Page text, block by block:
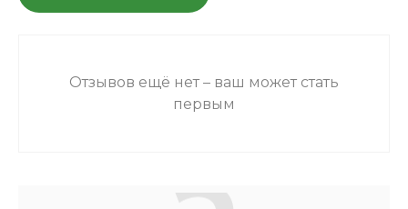
Отзывов ещё нет – ваш может стать
первым